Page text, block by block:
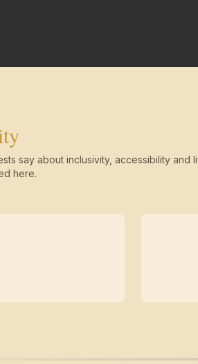
say about inclusivity, accessibility and
here.